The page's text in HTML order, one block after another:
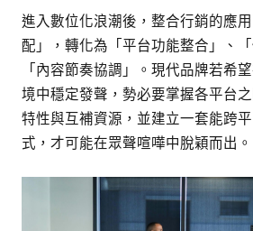
進入數位化浪潮後，整合行銷的應
配」，轉化為「平台功能整合」、
「內容節奏協調」。現代品牌若希
境中穩定發聲，勢必要掌握各平台
特性與互補資源，並建立一套能跨
式，才可能在眾聲喧嘩中脫穎而出。